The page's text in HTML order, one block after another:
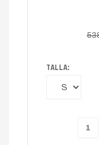
TALLA: